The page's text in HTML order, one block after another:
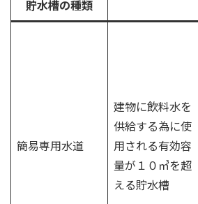
貯水槽の種類
簡易専用水道
建物に飲料水を
供給する為に使
用される有効容
量が１０㎥を超
える貯水槽